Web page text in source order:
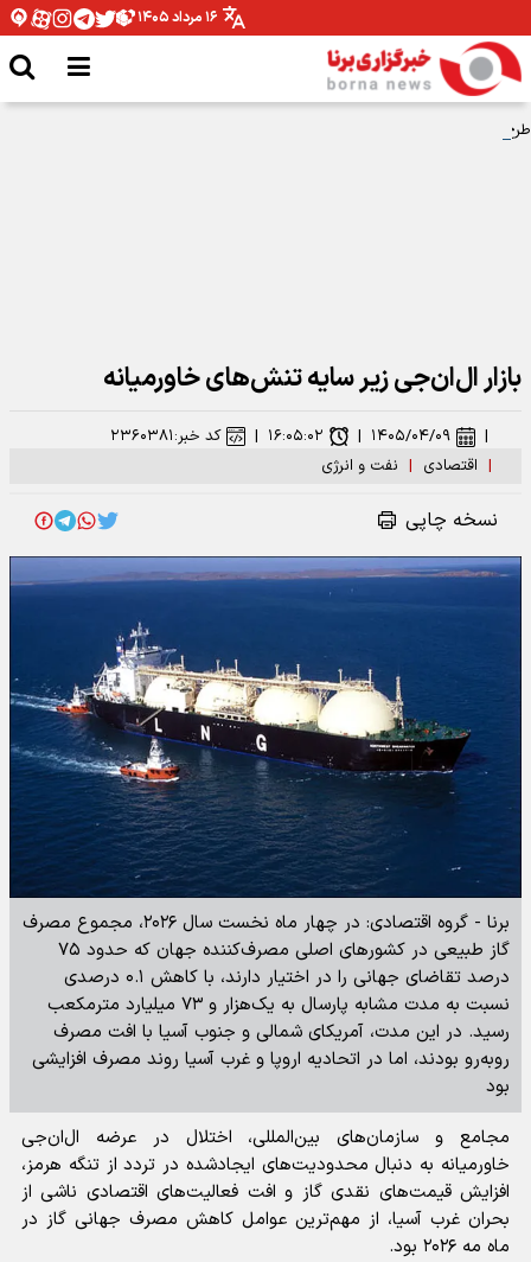
۱۶ مرداد ۱۴۰۵
طرح‌های توسعه‌ای صنعت نفت با تکیه بر توان داخلی اجرا می شود
بازار ال‌ان‌جی زیر سایه تنش‌های خاورمیانه
| اقتصادی | نفت و انرژی
| ۱۴۰۵/۰۴/۰۹ | ۱۶:۰۵:۰۲ | کد خبر:۲۳۶۰۳۸۱
نسخه چاپی
برنا - گروه اقتصادی: در چهار ماه نخست سال ۲۰۲۶، مجموع مصرف
گاز طبیعی در کشورهای اصلی مصرف‌کننده جهان که حدود ۷۵
درصد تقاضای جهانی را در اختیار دارند، با کاهش ۰.۱ درصدی
نسبت به مدت مشابه پارسال به یک‌هزار و ۷۳ میلیارد مترمکعب
رسید. در این مدت، آمریکای شمالی و جنوب آسیا با افت مصرف
روبه‌رو بودند، اما در اتحادیه اروپا و غرب آسیا روند مصرف افزایشی
بود
مجامع و سازمان‌های بین‌المللی، اختلال در عرضه ال‌ان‌جی
خاورمیانه به دنبال محدودیت‌های ایجادشده در تردد از تنگه هرمز،
افزایش قیمت‌های نقدی گاز و افت فعالیت‌های اقتصادی ناشی از
بحران غرب آسیا، از مهم‌ترین عوامل کاهش مصرف جهانی گاز در
ماه مه ۲۰۲۶ بود.